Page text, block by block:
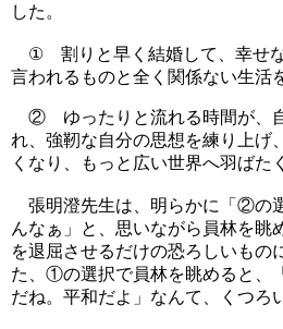
した。
① 割りと早く結婚して、幸せ
言われるものと全く関係ない生活
② ゆったりと流れる時間が、
れ、強靭な自分の思想を練り上げ
くなり、もっと広い世界へ羽ばた
張明澄先生は、明らかに「②の
んなぁ」と、思いながら員林を眺
を退屈させるだけの恐ろしいもの
た、①の選択で員林を眺めると、
だね。平和だよ」なんて、くつろ